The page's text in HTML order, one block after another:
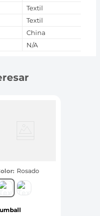
Textil
Textil
China
N/A
Rosado